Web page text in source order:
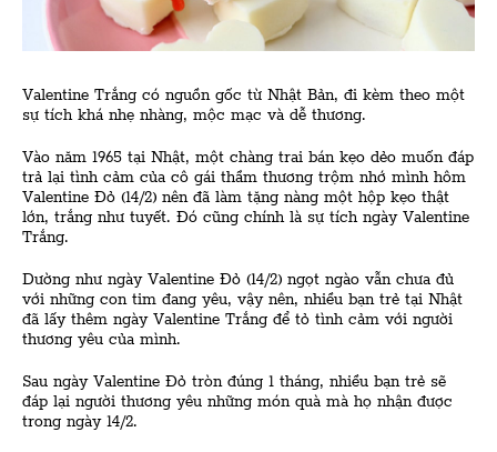
Valentine Trắng có nguồn gốc từ Nhật Bản, đi kèm theo một
sự tích khá nhẹ nhàng, mộc mạc và dễ thương.
Vào năm 1965 tại Nhật, một chàng trai bán kẹo dẻo muốn đáp
trả lại tình cảm của cô gái thầm thương trộm nhớ mình hôm
Valentine Đỏ (14/2) nên đã làm tặng nàng một hộp kẹo thật
lớn, trắng như tuyết. Đó cũng chính là sự tích ngày Valentine
Trắng.
Dường như ngày Valentine Đỏ (14/2) ngọt ngào vẫn chưa đủ
với những con tim đang yêu, vậy nên, nhiều bạn trẻ tại Nhật
đã lấy thêm ngày Valentine Trắng để tỏ tình cảm với người
thương yêu của mình.
Sau ngày Valentine Đỏ tròn đúng 1 tháng, nhiều bạn trẻ sẽ
đáp lại người thương yêu những món quà mà họ nhận được
trong ngày 14/2.